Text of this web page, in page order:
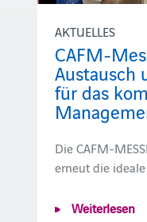
AKTUELLES
CAFM-
Austausch
für das
Die CAFM-
erneut die
Weiterlesen